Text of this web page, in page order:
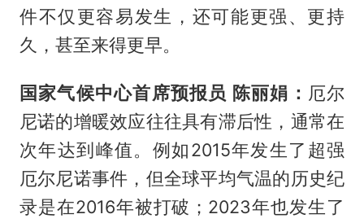
件不仅更容易发生，还可能更强、更持
久，甚至来得更早。
国家气候中心首席预报员 陈丽娟： 厄尔
尼诺的增暖效应往往具有滞后性，通常在
次年达到峰值。例如2015年发生了超强
厄尔尼诺事件，但全球平均气温的历史纪
录是在2016年被打破；2023年也发生了